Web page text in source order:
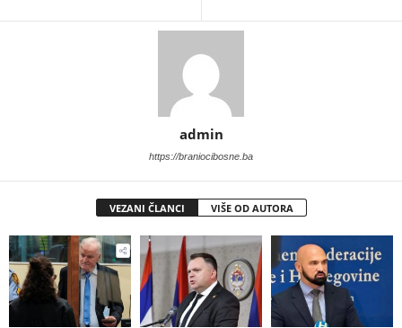
admin
https://braniocibosne.ba
VEZANI ČLANCI VIŠE OD AUTORA